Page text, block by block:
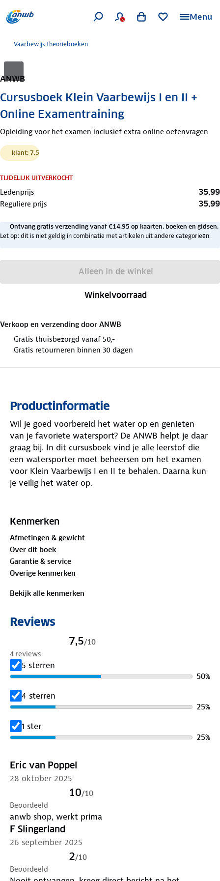
Menu
Vaarbewijs theorieboeken
ANWB
Cursusboek Klein Vaarbewijs I en II +
Online Examentraining
Opleiding voor het examen inclusief extra online oefenvragen
klant: 7.5
TIJDELIJK UITVERKOCHT
Ledenprijs 35,99
Reguliere prijs 35,99
Ontvang gratis verzending vanaf €14,95 op kaarten, boeken en gidsen.
Let op: dit is niet geldig in combinatie met artikelen uit andere categorieën.
Alleen in de winkel
Winkelvoorraad
Verkoop en verzending door ANWB
Gratis thuisbezorgd vanaf 50,-
Gratis retourneren binnen 30 dagen
Productinformatie
Wil je goed voorbereid het water op en genieten
van je favoriete watersport? De ANWB helpt je daar
graag bij. In dit cursusboek vind je alle leerstof die
een watersporter moet beheersen om het examen
voor Klein Vaarbewijs I en II te behalen. Daarna kun
je veilig het water op.
gecombineerd met praktijkvoorbeelden, inzichtelijke
Daarnaast kun je je perfect voorbereiden op het
examen met de extra online oefenvragen en losse
examenkaart. Deze 30e druk is geheel bijgewerkt
volgens de laatste exameneisen van het CBR.
✓ Een plezierjacht van 15 meter tot en met 24.99
✓ Een beroepsvaartuig langer dan 15 meter, maar
korter dan 20 meter
✓ Een sleep- of duwboot (als het gesleepte schip
✓ Een motorboot die sneller dan 20km/uur kan
varen (geldt ook voor gemotoriseerde bijboten,
jetski’s en waterscooters)
Kenmerken
Afmetingen & gewicht
Over dit boek
Garantie & service
Overige kenmerken
Bekijk alle kenmerken
Reviews
7,5/10
4 reviews
5 sterren
50%
4 sterren
25%
1 ster
25%
Eric van Poppel
28 oktober 2025
10/10
Beoordeeld
anwb shop, werkt prima
F Slingerland
26 september 2025
2/10
Beoordeeld